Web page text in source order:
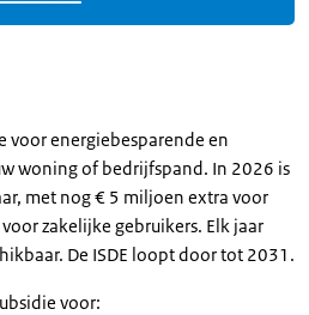
voor energiebesparende en
woning of bedrijfspand. In 2026 is
met nog € 5 miljoen extra voor
zakelijke gebruikers. Elk jaar
De ISDE loopt door tot 2031.
voor: